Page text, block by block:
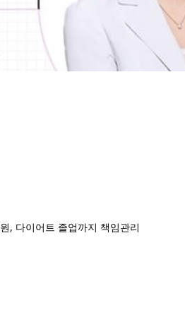
, 다이어트 졸업까지 책임관리